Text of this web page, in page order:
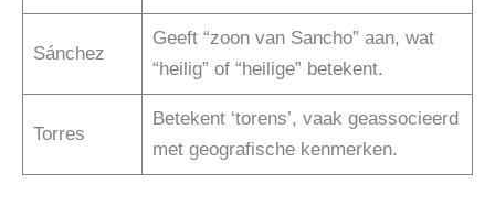
Sánchez
Geeft “zoon van Sancho” aan, wat
“heilig” of “heilige” betekent.
Torres
Betekent ‘torens’, vaak geassocieerd
met geografische kenmerken.